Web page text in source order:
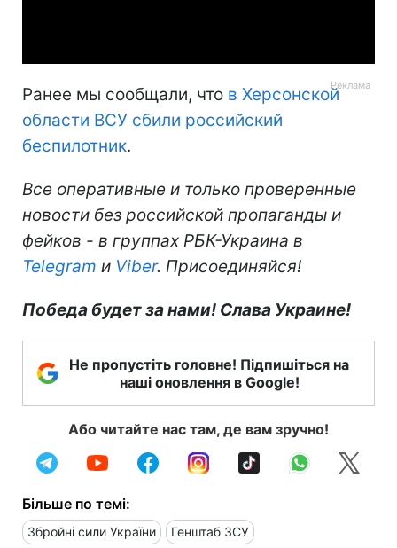
Ранее мы сообщали, что в Херсонской
области ВСУ сбили российский
беспилотник.
Все оперативные и только проверенные
новости без российской пропаганды и
фейков - в группах РБК-Украина в
Telegram и Viber. Присоединяйся!
Победа будет за нами! Слава Украине!
Не пропустіть головне! Підпишіться на
наші оновлення в Google!
Або читайте нас там, де вам зручно!
Більше по темі:
Збройні сили України Генштаб ЗСУ